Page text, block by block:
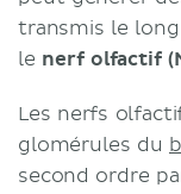
transmis le
le nerf olfactif
Les nerfs
glomérules du
second ordre